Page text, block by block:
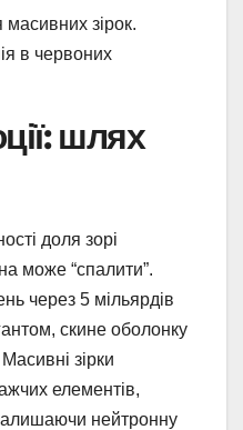
зірок.
в червоних
шлях
доля зорі
може “спалити”.
через 5 мільярдів
скине оболонку
зірки
елементів,
нейтронну